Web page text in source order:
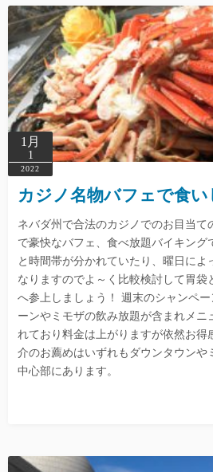
1月
1
2022
カジノ名物バフェで食い
ネバダ州で合法のカジノでのお目当て
で豪快なバフェ、食べ放題バイキング
と時間帯が分かれていたり、曜日によ
なりますのでよ～く比較検討して胃袋
へ参上しましょう！ 週末のシャンペ
ーンやミモザの飲み放題が含まれメニ
れており料金は上がりますが依然お得
介のお薦めはいずれもダウンタウンや
中心部にあります。